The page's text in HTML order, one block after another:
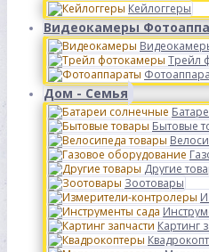
Кейлоггеры
Видеокамеры
Трейл
Дом - Семья
Бытовые
Другие
Зоотовары
Картинг